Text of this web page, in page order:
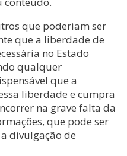
que poderiam ser
que a liberdade de
no Estado
qualquer
que a
liberdade e cumpra
na grave falta da
que pode ser
divulgação de